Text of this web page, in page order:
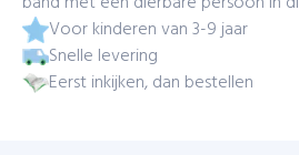
Voor kinderen van 3-9 jaar
Snelle levering
Eerst inkijken, dan bestellen